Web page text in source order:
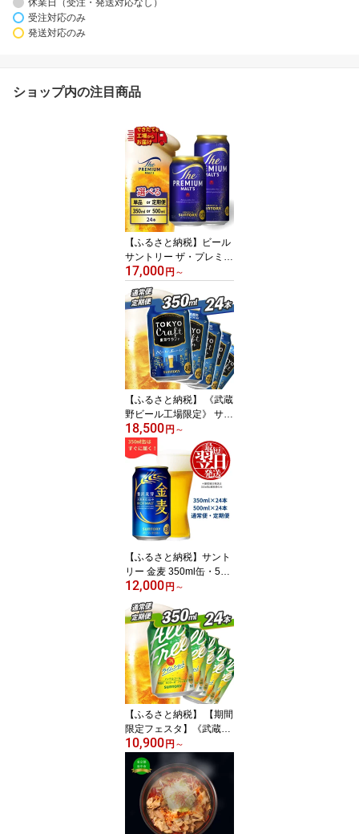
休業日（受注・発送対応なし）
受注対応のみ
発送対応のみ
ショップ内の注目商品
【ふるさと納税】ビール
サントリー ザ・プレミア
ムモルツ 定期便 24本 35
0ml 500ml 回数 本数 容
量 プレモル ギフト プレ
ゼント 贈り物 贈答 お歳
暮 お正月 バーベキュー
東京都 府中市 ＜沖縄・
離島配送不可＞
17,000 円 ～
【ふるさと納税】 《武蔵
野ビール工場限定》 サン
トリー 東京クラフト ペ
ールエール 350ml 24本
《定期便あり》 単品 定
期便 クラフトビール 選
べるギフト 贈り物 お歳
暮 お正月 お中元 父の日
バーベキュー 送料無料＜
沖縄/離島配送不可＞
18,500 円 ～
【ふるさと納税】サント
リー 金麦 350ml缶・500
ml缶 24本《容量・配送
回数が選べます！》★35
0ml缶通常便（1回）のみ
最短翌日発送★【1回の
み・定期便2〜12ヶ月】
※沖縄・離島配送不可
【ビール 発泡酒 第3のビ
ール お酒 プレゼント 贈
り物 お盆 帰省 土産 バー
ベキュー】
12,000 円 ～
【ふるさと納税】 【期間
限定フェスタ】《武蔵野
ビール工場限定》 ノンア
ルコールビール サントリ
ー オールフリー ライム
ショット 24本 350ml 単
品 定期便 選べる ノンア
ル 糖質ゼロ プリン体ゼ
ロ お歳暮 お中元 バーベ
10,900 円 ～